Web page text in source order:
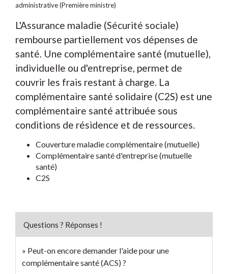
administrative (Première ministre)
L'Assurance maladie (Sécurité sociale)
rembourse partiellement vos dépenses de
santé. Une complémentaire santé (mutuelle),
individuelle ou d'entreprise, permet de
couvrir les frais restant à charge. La
complémentaire santé solidaire (C2S) est une
complémentaire santé attribuée sous
conditions de résidence et de ressources.
Couverture maladie complémentaire (mutuelle)
Complémentaire santé d'entreprise (mutuelle
santé)
C2S
Questions ? Réponses !
Peut-on encore demander l'aide pour une
complémentaire santé (ACS) ?